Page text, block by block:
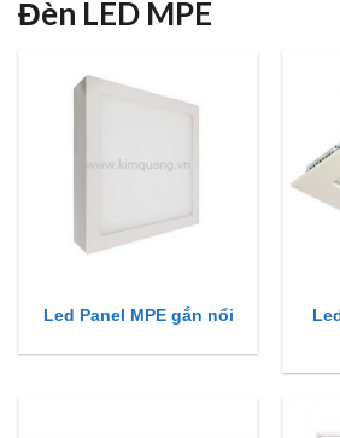
Đèn LED MPE
Led Panel MPE gắn nổi